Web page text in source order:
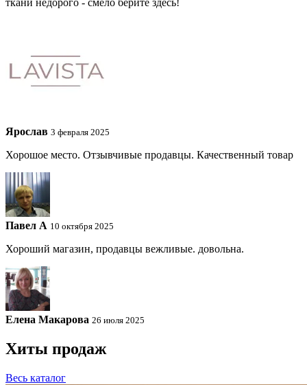
ткани недорого - смело берите здесь!
Ярослав 3 февраля 2025
Хорошое место. Отзывчивые продавцы. Качественный товар
Павел A 10 октября 2025
Хороший магазин, продавцы вежливые. довольна.
Елена Макарова 26 июля 2025
Хиты продаж
Весь каталог